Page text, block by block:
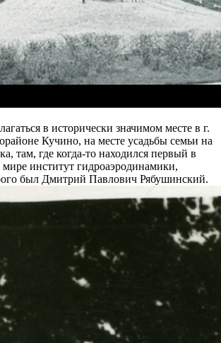
в исторически значимом месте в г.
Кучино, на месте усадьбы семьи на
там, где когда-то находился первый в
институт гидроаэродинамики,
был Дмитрий Павлович Рябушинский.